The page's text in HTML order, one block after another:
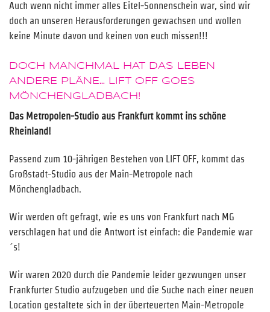
Auch wenn nicht immer alles Eitel-Sonnenschein war, sind wir
doch an unseren Herausforderungen gewachsen und wollen
keine Minute davon und keinen von euch missen!!!
DOCH MANCHMAL HAT DAS LEBEN
ANDERE PLÄNE… LIFT OFF GOES
MÖNCHENGLADBACH!
Das Metropolen-Studio aus Frankfurt kommt ins schöne
Rheinland!
Passend zum 10-jährigen Bestehen von LIFT OFF, kommt das
Großstadt-Studio aus der Main-Metropole nach
Mönchengladbach.
Wir werden oft gefragt, wie es uns von Frankfurt nach MG
verschlagen hat und die Antwort ist einfach: die Pandemie war
´s!
Wir waren 2020 durch die Pandemie leider gezwungen unser
Frankfurter Studio aufzugeben und die Suche nach einer neuen
Location gestaltete sich in der überteuerten Main-Metropole